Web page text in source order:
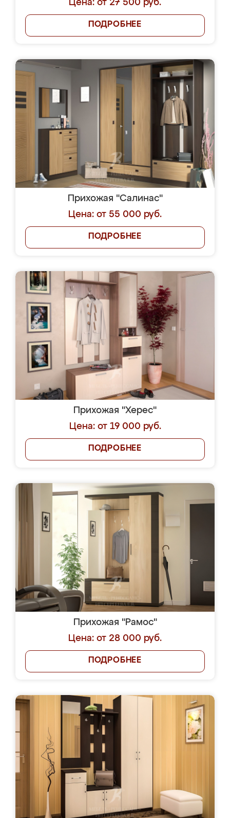
Цена: от 27 500 руб.
ПОДРОБНЕЕ
Прихожая "Салинас"
Цена: от 55 000 руб.
ПОДРОБНЕЕ
Прихожая "Херес"
Цена: от 19 000 руб.
ПОДРОБНЕЕ
Прихожая "Рамос"
Цена: от 28 000 руб.
ПОДРОБНЕЕ